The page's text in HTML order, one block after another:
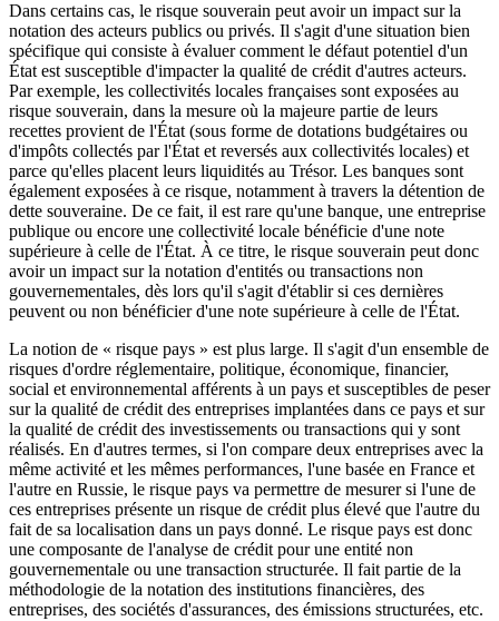
Dans certains cas, le risque souverain peut avoir un impact sur la
notation des acteurs publics ou privés. Il s'agit d'une situation bien
spécifique qui consiste à évaluer comment le défaut potentiel d'un
État est susceptible d'impacter la qualité de crédit d'autres acteurs.
Par exemple, les collectivités locales françaises sont exposées au
risque souverain, dans la mesure où la majeure partie de leurs
recettes provient de l'État (sous forme de dotations budgétaires ou
d'impôts collectés par l'État et reversés aux collectivités locales) et
parce qu'elles placent leurs liquidités au Trésor. Les banques sont
également exposées à ce risque, notamment à travers la détention de
dette souveraine. De ce fait, il est rare qu'une banque, une entreprise
publique ou encore une collectivité locale bénéficie d'une note
supérieure à celle de l'État. À ce titre, le risque souverain peut donc
avoir un impact sur la notation d'entités ou transactions non
gouvernementales, dès lors qu'il s'agit d'établir si ces dernières
peuvent ou non bénéficier d'une note supérieure à celle de l'État.
La notion de « risque pays » est plus large. Il s'agit d'un ensemble de
risques d'ordre réglementaire, politique, économique, financier,
social et environnemental afférents à un pays et susceptibles de peser
sur la qualité de crédit des entreprises implantées dans ce pays et sur
la qualité de crédit des investissements ou transactions qui y sont
réalisés. En d'autres termes, si l'on compare deux entreprises avec la
même activité et les mêmes performances, l'une basée en France et
l'autre en Russie, le risque pays va permettre de mesurer si l'une de
ces entreprises présente un risque de crédit plus élevé que l'autre du
fait de sa localisation dans un pays donné. Le risque pays est donc
une composante de l'analyse de crédit pour une entité non
gouvernementale ou une transaction structurée. Il fait partie de la
méthodologie de la notation des institutions financières, des
entreprises, des sociétés d'assurances, des émissions structurées, etc.